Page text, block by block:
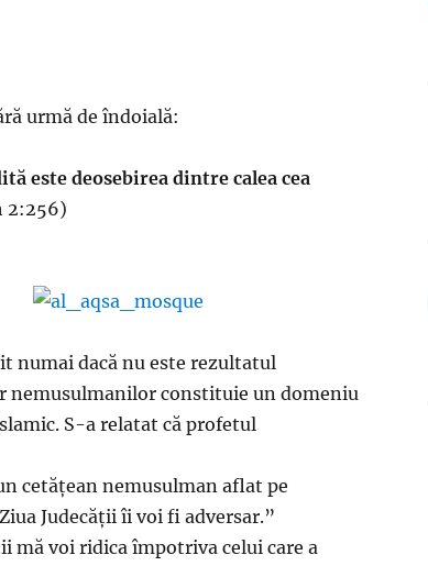
urmă de îndoială:
este deosebirea dintre calea cea
2:256)
numai dacă nu este rezultatul
nemusulmanilor constituie un domeniu
S-a relatat că profetul
cetățean nemusulman aflat pe
Judecății îi voi fi adversar.”
mă voi ridica împotriva celui care a